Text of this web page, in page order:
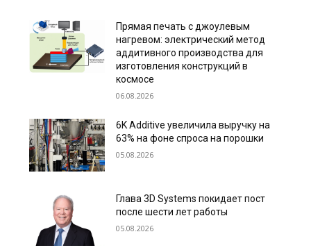
Прямая печать с джоулевым
нагревом: электрический метод
аддитивного производства для
изготовления конструкций в
космосе
06.08.2026
6K Additive увеличила выручку на
63% на фоне спроса на порошки
05.08.2026
Глава 3D Systems покидает пост
после шести лет работы
05.08.2026